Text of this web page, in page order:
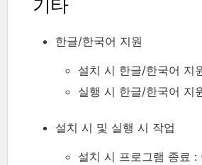
기타
한글/한국어 지원
설치 시 한글/한국어 지
실행 시 한글/한국어 지
설치 시 및 실행 시 작업
설치 시 프로그램 종료 :